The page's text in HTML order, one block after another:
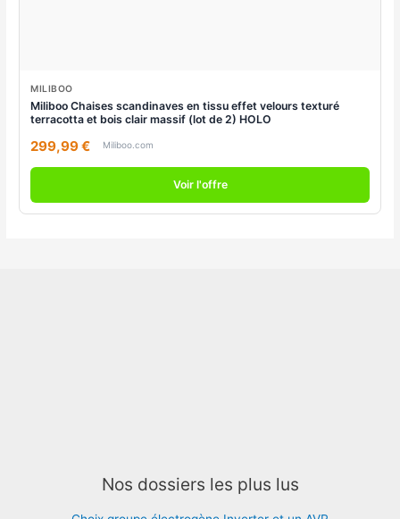
MILIBOO
Miliboo Chaises scandinaves en tissu effet velours texturé
terracotta et bois clair massif (lot de 2) HOLO
299,99 € Miliboo.com
Voir l'offre
Nos dossiers les plus lus